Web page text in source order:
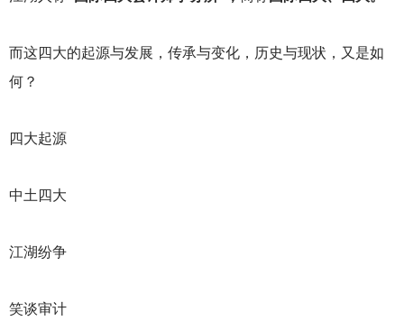
而这四大的起源与发展，传承与变化，历史与现状，又是如
何？
四大起源
中土四大
江湖纷争
笑谈审计